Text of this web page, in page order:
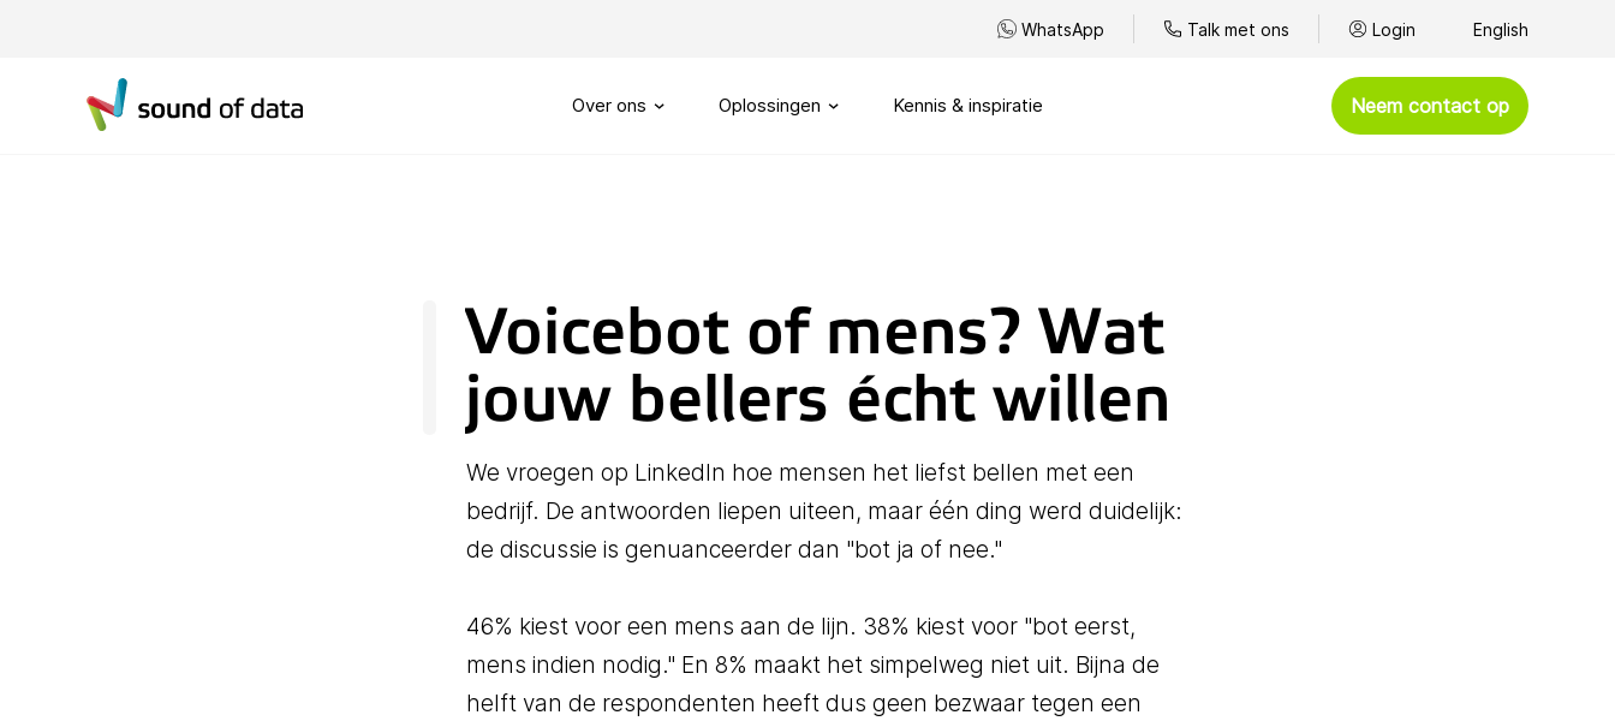
WhatsApp Talk met ons Login English
Over ons
Onze partners
Oplossingen
My Sound of Data portal
Servicenummers
Kennis & inspiratie Neem contact op
Voicebot of mens? Wat
jouw bellers écht willen
We vroegen op LinkedIn hoe mensen het liefst bellen met een
bedrijf. De antwoorden liepen uiteen, maar één ding werd duidelijk:
de discussie is genuanceerder dan "bot ja of nee."
46% kiest voor een mens aan de lijn. 38% kiest voor "bot eerst,
mens indien nodig." En 8% maakt het simpelweg niet uit. Bijna de
helft van de respondenten heeft dus geen bezwaar tegen een